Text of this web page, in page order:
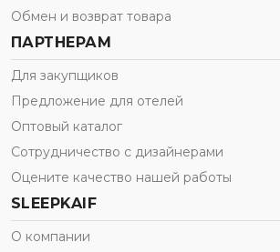
Обмен и возврат товара
ПАРТНЕРАМ
Для закупщиков
Предложение для отелей
Оптовый каталог
Сотрудничество с дизайнерами
Оцените качество нашей работы
SLEEPKAIF
О компании